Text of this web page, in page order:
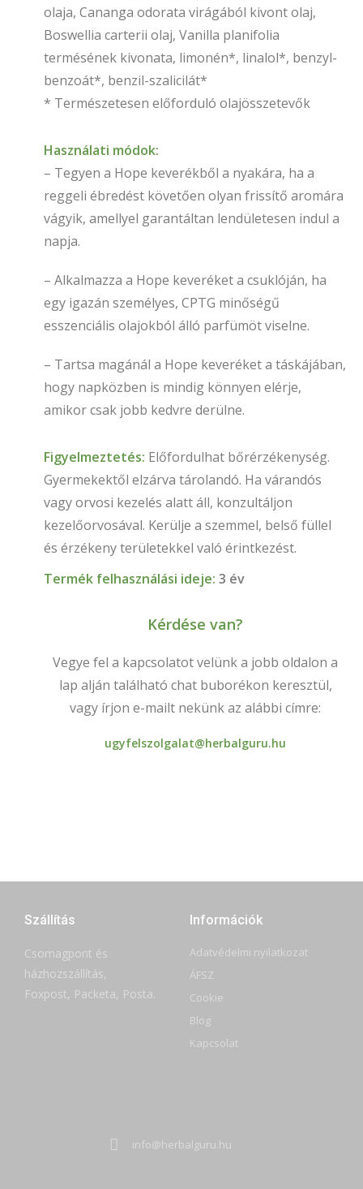
olaja, Cananga odorata virágából kivont olaj,
Boswellia carterii olaj, Vanilla planifolia
termésének kivonata, limonén*, linalol*, benzyl-
benzoát*, benzil-szalicilát*
* Természetesen előforduló olajösszetevők
Használati módok:
– Tegyen a Hope keverékből a nyakára, ha a
reggeli ébredést követően olyan frissítő aromára
vágyik, amellyel garantáltan lendületesen indul a
napja.
– Alkalmazza a Hope keveréket a csuklóján, ha
egy igazán személyes, CPTG minőségű
esszenciális olajokból álló parfümöt viselne.
– Tartsa magánál a Hope keveréket a táskájában,
hogy napközben is mindig könnyen elérje,
amikor csak jobb kedvre derülne.
Figyelmeztetés: Előfordulhat bőrérzékenység.
Gyermekektől elzárva tárolandó. Ha várandós
vagy orvosi kezelés alatt áll, konzultáljon
kezelőorvosával. Kerülje a szemmel, belső füllel
és érzékeny területekkel való érintkezést.
Termék felhasználási ideje: 3 év
Kérdése van?
Vegye fel a kapcsolatot velünk a jobb oldalon a
lap alján található chat buborékon keresztül,
vagy írjon e-mailt nekünk az alábbi címre:
ugyfelszolgalat@herbalguru.hu
Szállítás
Csomagpont és
házhozszállítás,
Foxpost, Packeta, Posta.
Információk
Adatvédelmi nyilatkozat
ÁFSZ
Cookie
Blog
Kapcsolat
info@herbalguru.hu